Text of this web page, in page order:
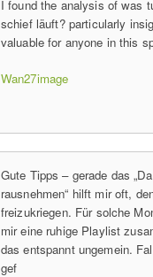
I found the analysis of was
schief läuft? particularly
valuable for anyone in this
Wan27image
Gute Tipps – gerade das
rausnehmen“ hilft mir oft,
freizukriegen. Für solche
mir eine ruhige Playlist
das entspannt ungemein.
gef